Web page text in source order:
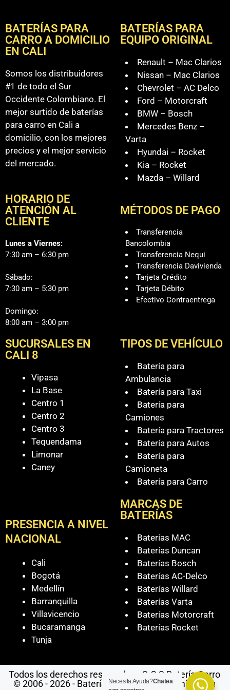
BATERÍAS PARA
CARRO A DOMICILIO
EN CALI
Somos los distribuidores
#1 de todo el Sur
Occidente Colombiano. El
mejor surtido de baterías
para carro en Cali a
domicilio, con los mejores
precios y el mejor servicio
del mercado.
HORARIO DE
ATENCIÓN AL
CLIENTE
Lunes a Viernes:
7:30 am – 6:30 pm
Sábado:
7:30 am – 5:30 pm
Domingo:
8:00 am – 3:00 pm
BATERÍAS PARA
EQUIPO ORIGINAL
Renault – Mac Clarios
Nissan – Mac Clarios
Chevrolet – AC Delco
Ford – Motorcraft
BMW – Bosch
Mercedes Benz –
Varta
Hyundai – Rocket
Kia – Rocket
Mazda – Willard
MÉTODOS DE PAGO
Transferencia
Bancolombia
Transferencia Nequi
Transferencia Davivienda
Tarjeta Crédito
Tarjeta Débito
Efectivo Contraentrega
SUCURSALES EN
CALI 8
Vipasa
La Base
Centro 1
Centro 2
Centro 3
Tequendama
Limonar
Caney
PRESENCIA A NIVEL
NACIONAL
Cali
Bogotá
Medellín
Barranquilla
Villavicencio
Bucaramanga
Tunja
TIPOS DE VEHÍCULO
Batería para
Ambulancia
Batería para Taxi
Batería para
Camiones
Batería para Tractores
Batería para Autos
Batería para
Camioneta
Batería para Carro
MARCAS DE
BATERÍAS
Baterías MAC
Baterías Duncan
Baterías Bosch
Baterías AC-Delco
Baterías Willard
Baterías Varta
Baterías Motorcraft
Baterías Rocket
Todos los derechos reservados - S.O.S Batería Carro
© 2006 - 2026 - Baterías Para Carro a Domicilio en
Necesita Ayuda?Chatea